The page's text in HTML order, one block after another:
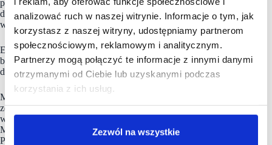
analizować ruch w naszej witrynie. Informacje o tym, jak
korzystasz z naszej witryny, udostępniamy partnerom
społecznościowym, reklamowym i analitycznym.
Partnerzy mogą połączyć te informacje z innymi danymi
otrzymanymi od Ciebie lub uzyskanymi podczas
korzystania z ich usług.
Zezwól na wszystkie
proponuje linię produktów nawiązujących kolorystycznie
do mundialowego monolooku. Będą one dostępne w sprzedaży
w salonach stacjonarnych oraz na www.vistula.pl
Efekty tegorocznej współpracy Vistula i PZPN komunikowane
będę w kampanii mediowej w prasie i internecie oraz poprzez
działania z influencerami.
Mecz otwarcia XXII Mistrzostw Świata w Piłce Nożnej
zostanie rozegrany między reprezentacjami Kataru i Ekwadoru
w niedzielę, 20 listopada, na Al-Khor Stadium. W walce o tytuł
Mistrza Świata wezmą w tym roku udział 32 reprezentacje.
Polska pierwszy mecz zagra 22 listopada o godz. 17.00